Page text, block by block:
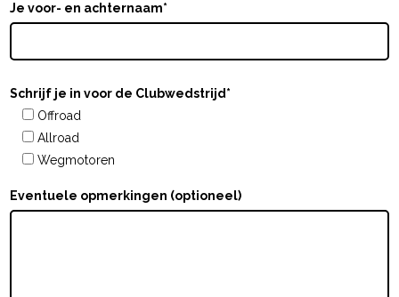
Je voor- en achternaam*
Schrijf je in voor de Clubwedstrijd*
Offroad
Allroad
Wegmotoren
Eventuele opmerkingen (optioneel)